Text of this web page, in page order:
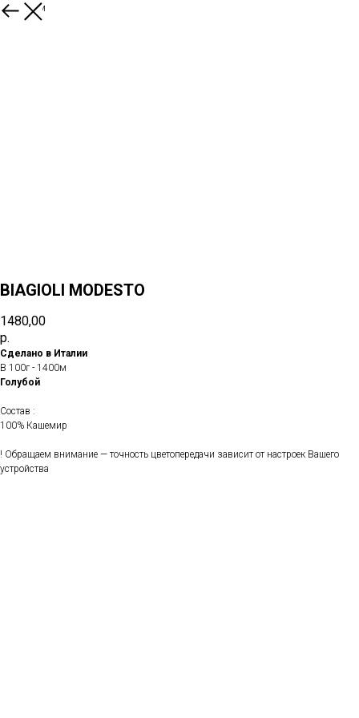
К товарам
BIAGIOLI MODESTO
1480,00
р.
Сделано в Италии
В 100г - 1400м
Голубой
Состав :
100% Кашемир
! Обращаем внимание — точность цветопередачи зависит от настроек Вашего
устройства